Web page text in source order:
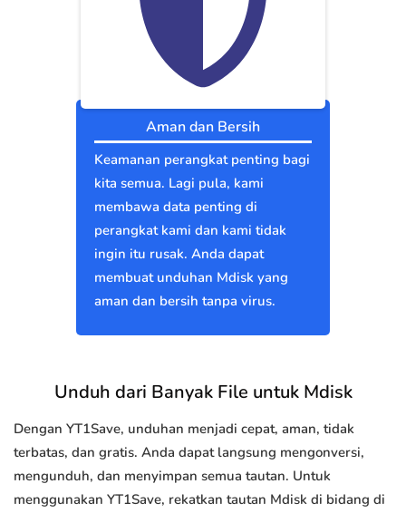
Aman dan Bersih
Keamanan perangkat penting bagi
kita semua. Lagi pula, kami
membawa data penting di
perangkat kami dan kami tidak
ingin itu rusak. Anda dapat
membuat unduhan Mdisk yang
aman dan bersih tanpa virus.
Unduh dari Banyak File untuk Mdisk
Dengan YT1Save, unduhan menjadi cepat, aman, tidak
terbatas, dan gratis. Anda dapat langsung mengonversi,
mengunduh, dan menyimpan semua tautan. Untuk
menggunakan YT1Save, rekatkan tautan Mdisk di bidang di